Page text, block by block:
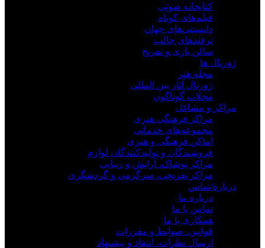
کتابخانه صوتی
فیلم‌های کوتاه
دانستنی‌های جهان
ترفندهای جالب
سالن بازی و تفریح
ژورنال ها
مجله هنر
ژورنال آثار بین المللی
مجلات گوناگون
مراکز و مشاغل
مراکز فرهنگی هنری
مجموعه‌های خدماتی
اماکن فرهنگی و هنری
فروشندگان و تولیدکنندگان لوازم
مراکز پوشاک، آرایش و زیبایی
مراکز تفریحی، سرگرمی و گردشگری
درباره/تماس
درباره ما
تماس با ما
همکاری با ما
قوانین، ضوابط و مقررات
ارسال نظرات، انتقاد و پیشنهاد